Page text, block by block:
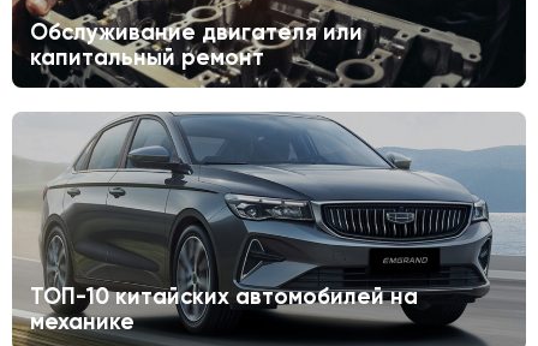
Обслуживание двигателя или
капитальный ремонт
ТОП-10 китайских автомобилей на
механике